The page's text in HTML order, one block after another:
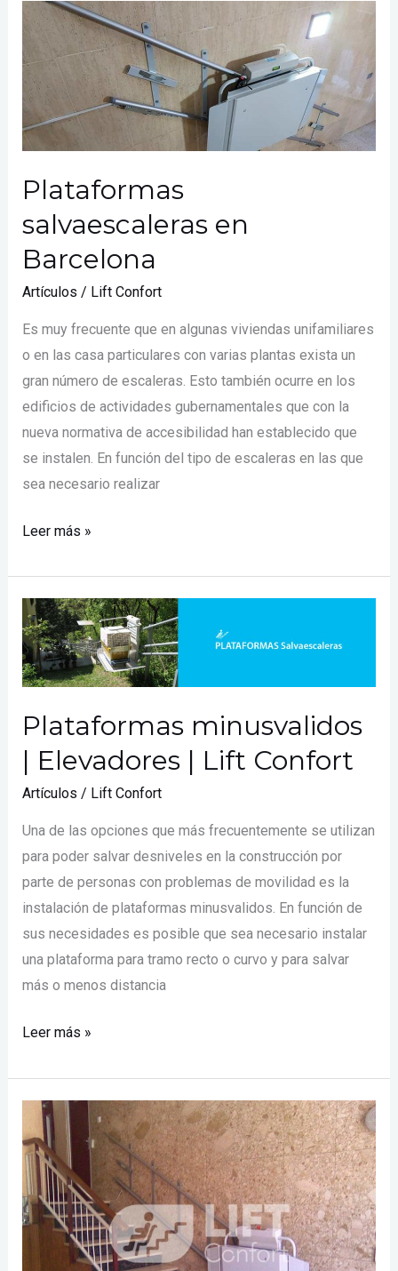
Plataformas
salvaescaleras en
Barcelona
Artículos / Lift Confort
Es muy frecuente que en algunas viviendas unifamiliares
o en las casa particulares con varias plantas exista un
gran número de escaleras. Esto también ocurre en los
edificios de actividades gubernamentales que con la
nueva normativa de accesibilidad han establecido que
se instalen. En función del tipo de escaleras en las que
sea necesario realizar
Plataformas
salvaescaleras
en
Barcelona
Leer más »
Plataformas minusvalidos
| Elevadores | Lift Confort
Artículos / Lift Confort
Una de las opciones que más frecuentemente se utilizan
para poder salvar desniveles en la construcción por
parte de personas con problemas de movilidad es la
instalación de plataformas minusvalidos. En función de
sus necesidades es posible que sea necesario instalar
una plataforma para tramo recto o curvo y para salvar
más o menos distancia
Plataformas
minusvalidos
|
Elevadores
|
Lift
Confort
Leer más »
Elevador
minusvalidos
|
Venta
y
mantenimiento